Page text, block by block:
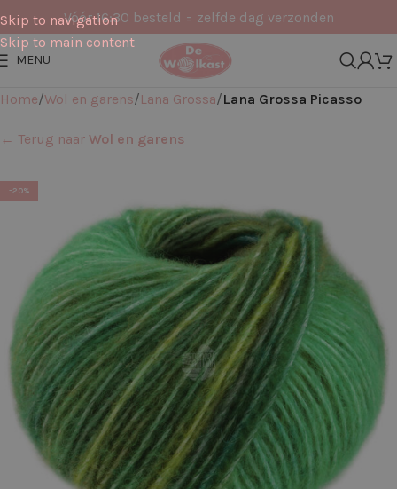
Skip to navigation
Skip to main content
Vóór 16:30 besteld = zelfde dag verzonden
MENU
Home Wol en garens Lana Grossa Lana Grossa Picasso
← Terug naar Wol en garens
-20%